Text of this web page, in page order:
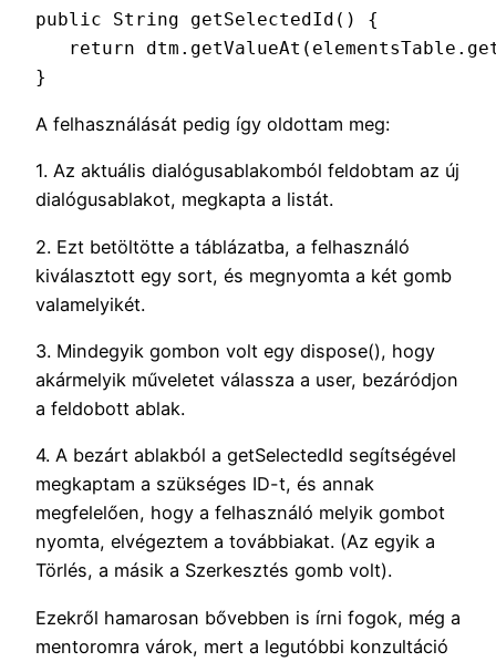
public String getSelectedId() {
return
}
A felhasználását pedig így oldottam meg:
1. Az aktuális dialógusablakomból feldobtam az új
dialógusablakot, megkapta a listát.
2. Ezt betöltötte a táblázatba, a felhasználó
kiválasztott egy sort, és megnyomta a két gomb
valamelyikét.
3. Mindegyik gombon volt egy dispose(), hogy
akármelyik műveletet válassza a user, bezáródjon
a feldobott ablak.
4. A bezárt ablakból a getSelectedId segítségével
megkaptam a szükséges ID-t, és annak
megfelelően, hogy a felhasználó melyik gombot
nyomta, elvégeztem a továbbiakat. (Az egyik a
Törlés, a másik a Szerkesztés gomb volt).
Ezekről hamarosan bővebben is írni fogok, még a
mentoromra várok, mert a legutóbbi konzultáció